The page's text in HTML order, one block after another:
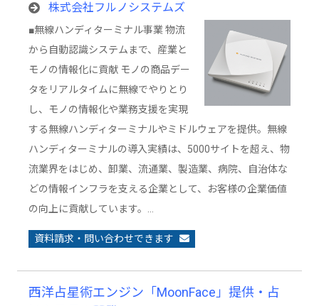
株式会社フルノシステムズ
■無線ハンディターミナル事業 物流
から自動認識システムまで、産業と
モノの情報化に貢献 モノの商品デー
タをリアルタイムに無線でやりとり
し、モノの情報化や業務支援を実現
する無線ハンディターミナルやミドルウェアを提供。無線
ハンディターミナルの導入実績は、5000サイトを超え、物
流業界をはじめ、卸業、流通業、製造業、病院、自治体な
どの情報インフラを支える企業として、お客様の企業価値
の向上に貢献しています。…
資料請求・問い合わせできます
西洋占星術エンジン「MoonFace」提供・占